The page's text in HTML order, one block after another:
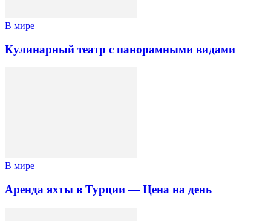
В мире
Кулинарный театр с панорамными видами
В мире
Аренда яхты в Турции — Цена на день